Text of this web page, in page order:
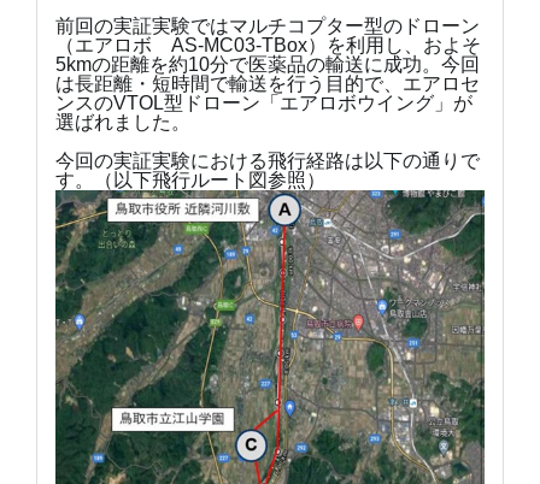
前回の実証実験ではマルチコプター型のドローン
（エアロボ AS-MC03-TBox）を利用し、およそ
5kmの距離を約10分で医薬品の輸送に成功。今回
は長距離・短時間で輸送を行う目的で、エアロセ
ンスのVTOL型ドローン「エアロボウイング」が
選ばれました。
今回の実証実験における飛行経路は以下の通りで
す。（以下飛行ルート図参照）